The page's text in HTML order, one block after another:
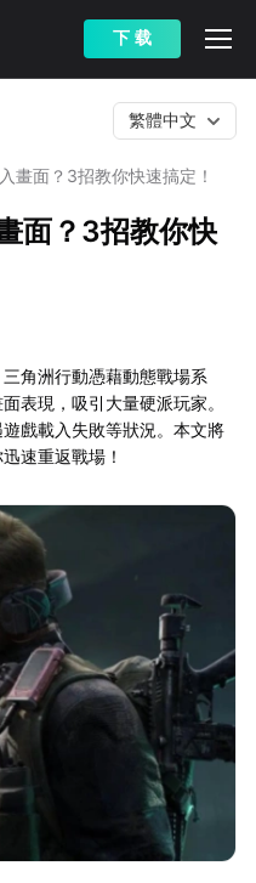
下 载
畫面？3招教你快速搞定！
繁體中文
面？3招教你快
角洲行動憑藉動態戰場系
表現，吸引大量硬派玩家。
戲載入失敗等狀況。本文將
速重返戰場！